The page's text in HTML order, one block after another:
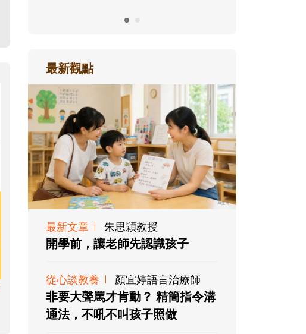
最新觀點
最新文章 朱思穎教授
開學前，讓老師先認識孩子
從心談教養 顏宜婷語言治療師
非要大聲罵才肯動？ 精簡指令溝
通法，不吼不叫孩子照做